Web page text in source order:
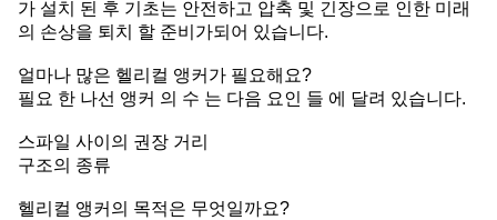
가 설치 된 후 기초는 안전하고 압축 및 긴장으로 인한 미래
의 손상을 퇴치 할 준비가되어 있습니다.
얼마나 많은 헬리컬 앵커가 필요해요?
필요 한 나선 앵커 의 수 는 다음 요인 들 에 달려 있습니다.
스파일 사이의 권장 거리
구조의 종류
헬리컬 앵커의 목적은 무엇일까요?